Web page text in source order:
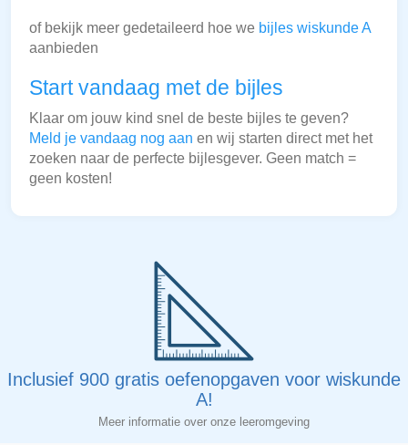
of bekijk meer gedetaileerd hoe we bijles wiskunde A
aanbieden
Start vandaag met de bijles
Klaar om jouw kind snel de beste bijles te geven?
Meld je vandaag nog aan en wij starten direct met het
zoeken naar de perfecte bijlesgever. Geen match =
geen kosten!
Inclusief 900 gratis oefenopgaven voor wiskunde
A!
Meer informatie over onze leeromgeving